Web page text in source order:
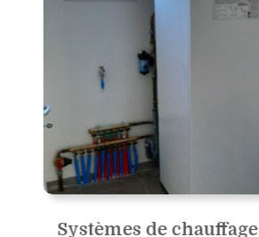
Systèmes de chauffage :